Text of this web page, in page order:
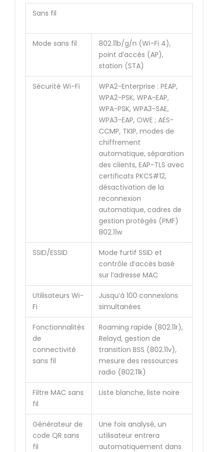
Sans fil
Mode sans fil
802.11b/g/n (Wi-Fi 4),
point d’accès (AP),
station (STA)
Sécurité Wi-Fi
WPA2-Enterprise : PEAP,
WPA2-PSK, WPA-EAP,
WPA-PSK, WPA3-SAE,
WPA3-EAP, OWE ; AES-
CCMP, TKIP, modes de
chiffrement
automatique, séparation
des clients, EAP-TLS avec
certificats PKCS#12,
désactivation de la
reconnexion
automatique, cadres de
gestion protégés (PMF)
802.11w
SSID/ESSID
Mode furtif SSID et
contrôle d’accès basé
sur l’adresse MAC
Utilisateurs Wi-
Fi
Jusqu’à 100 connexions
simultanées
Fonctionnalités
de
connectivité
sans fil
Roaming rapide (802.11r),
Relayd, gestion de
transition BSS (802.11v),
mesure des ressources
radio (802.11k)
Filtre MAC sans
fil
Liste blanche, liste noire
Générateur de
code QR sans
fil
Une fois analysé, un
utilisateur entrera
automatiquement dans